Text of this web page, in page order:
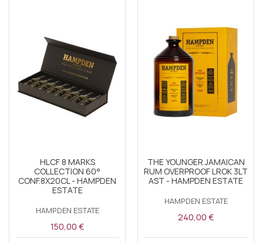
HLCF 8 MARKS
COLLECTION 60°
CONF.8X20CL - HAMPDEN
ESTATE
HAMPDEN ESTATE
150,00 €
THE YOUNGER JAMAICAN
RUM OVERPROOF LROK 3LT
AST - HAMPDEN ESTATE
HAMPDEN ESTATE
240,00 €